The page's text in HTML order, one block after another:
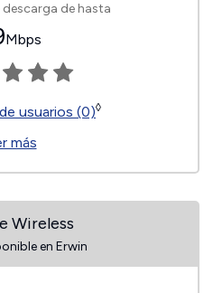
de hasta
Mbps
usuarios (0)◊
más
Wireless
en Erwin